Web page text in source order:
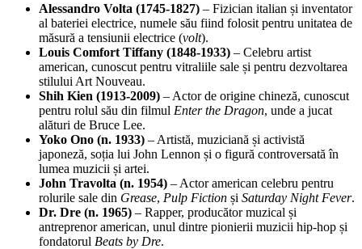
Alessandro Volta (1745-1827) – Fizician italian și inventator
al bateriei electrice, numele său fiind folosit pentru unitatea de
măsură a tensiunii electrice (volt).
Louis Comfort Tiffany (1848-1933) – Celebru artist
american, cunoscut pentru vitraliile sale și pentru dezvoltarea
stilului Art Nouveau.
Shih Kien (1913-2009) – Actor de origine chineză, cunoscut
pentru rolul său din filmul Enter the Dragon, unde a jucat
alături de Bruce Lee.
Yoko Ono (n. 1933) – Artistă, muziciană și activistă
japoneză, soția lui John Lennon și o figură controversată în
lumea muzicii și artei.
John Travolta (n. 1954) – Actor american celebru pentru
rolurile sale din Grease, Pulp Fiction și Saturday Night Fever.
Dr. Dre (n. 1965) – Rapper, producător muzical și
antreprenor american, unul dintre pionierii muzicii hip-hop și
fondatorul Beats by Dre.